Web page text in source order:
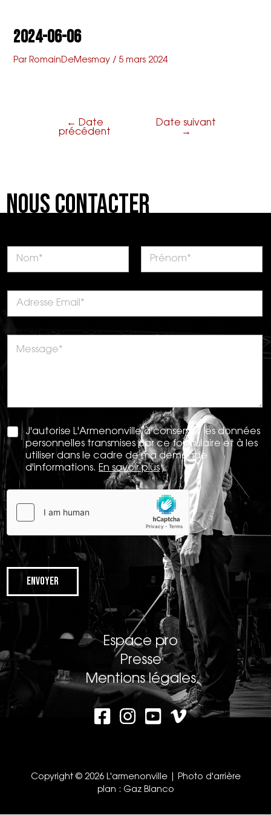
contenu
2024-06-06
Par RomainDeMesmay /5 mars 2024
l’article
← Date
précédent
Date suivant
→
Nous Contacter
J'autorise L'Armenonville à conserver les données
personnelles transmises par ce formulaire et à les
utiliser dans le cadre de ma demande
d'informations. En savoir plus
Envoyer
Espace pro
Presse
Mentions légales
Copyright © 2026 L'armenonville | Photo d'arrière
plan : Gaz Blanco